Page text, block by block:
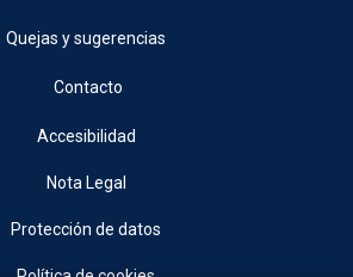
Quejas y sugerencias
Contacto
Accesibilidad
Nota Legal
Protección de datos